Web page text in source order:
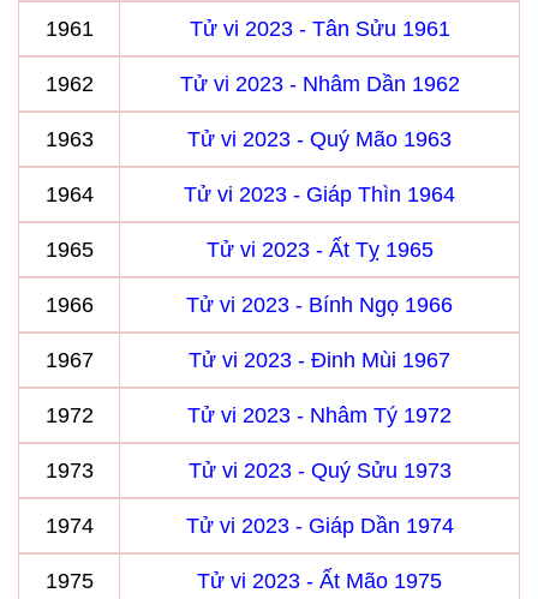
1961 Tử vi 2023 - Tân Sửu 1961
1962 Tử vi 2023 - Nhâm Dần 1962
1963 Tử vi 2023 - Quý Mão 1963
1964 Tử vi 2023 - Giáp Thìn 1964
1965 Tử vi 2023 - Ất Tỵ 1965
1966 Tử vi 2023 - Bính Ngọ 1966
1967 Tử vi 2023 - Đinh Mùi 1967
1972 Tử vi 2023 - Nhâm Tý 1972
1973 Tử vi 2023 - Quý Sửu 1973
1974 Tử vi 2023 - Giáp Dần 1974
1975 Tử vi 2023 - Ất Mão 1975